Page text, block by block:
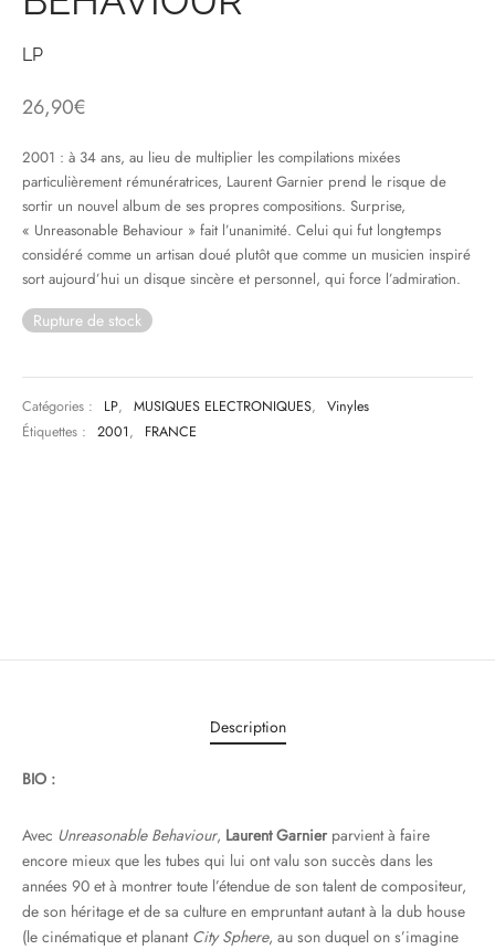
LP
26,90€
2001 : à 34 ans, au lieu de multiplier les compilations mixées
particulièrement rémunératrices, Laurent Garnier prend le risque de
sortir un nouvel album de ses propres compositions. Surprise,
« Unreasonable Behaviour » fait l’unanimité. Celui qui fut longtemps
considéré comme un artisan doué plutôt que comme un musicien inspiré
sort aujourd’hui un disque sincère et personnel, qui force l’admiration.
Rupture de stock
Catégories : LP, MUSIQUES ELECTRONIQUES,
Vinyles
Étiquettes :
2001, FRANCE
Description
BIO :
Avec Unreasonable Behaviour, Laurent Garnierparvient à faire
encore mieux que les tubes qui lui ont valu son succès dans les
années 90 et à montrer toute l’étendue de son talent de compositeur,
de son héritage et de sa culture en empruntant autant à la dub house
(le cinématique et planant City Sphere, au son duquel on s’imagine
HOP
DU MONDE
CLASSIQUE
DAY 2025